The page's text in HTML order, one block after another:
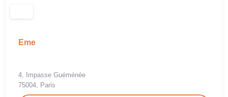
Eme
4, Impasse Guéménée
75004, Paris